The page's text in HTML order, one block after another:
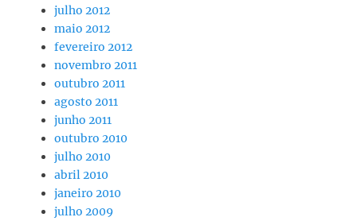
julho 2012
maio 2012
fevereiro 2012
novembro 2011
outubro 2011
agosto 2011
junho 2011
outubro 2010
julho 2010
abril 2010
janeiro 2010
julho 2009